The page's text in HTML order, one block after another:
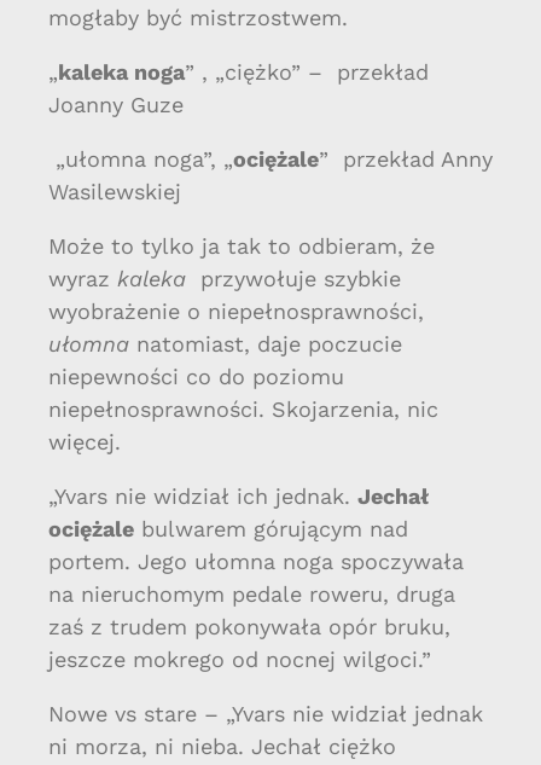
mogłaby być mistrzostwem.
„kaleka noga” , „ciężko” – przekład
Joanny Guze
„ułomna noga”, „ociężale” przekład Anny
Wasilewskiej
Może to tylko ja tak to odbieram, że
wyraz kaleka
przywołuje szybkie
wyobrażenie o niepełnosprawności,
ułomna natomiast, daje poczucie
niepewności co do poziomu
niepełnosprawności. Skojarzenia, nic
więcej.
„Yvars nie widział ich jednak. Jechał
ociężale bulwarem górującym nad
portem. Jego ułomna noga spoczywała
na nieruchomym pedale roweru, druga
zaś z trudem pokonywała opór bruku,
jeszcze mokrego od nocnej wilgoci.”
Nowe vs stare – „Yvars nie widział jednak
ni morza, ni nieba. Jechał ciężko